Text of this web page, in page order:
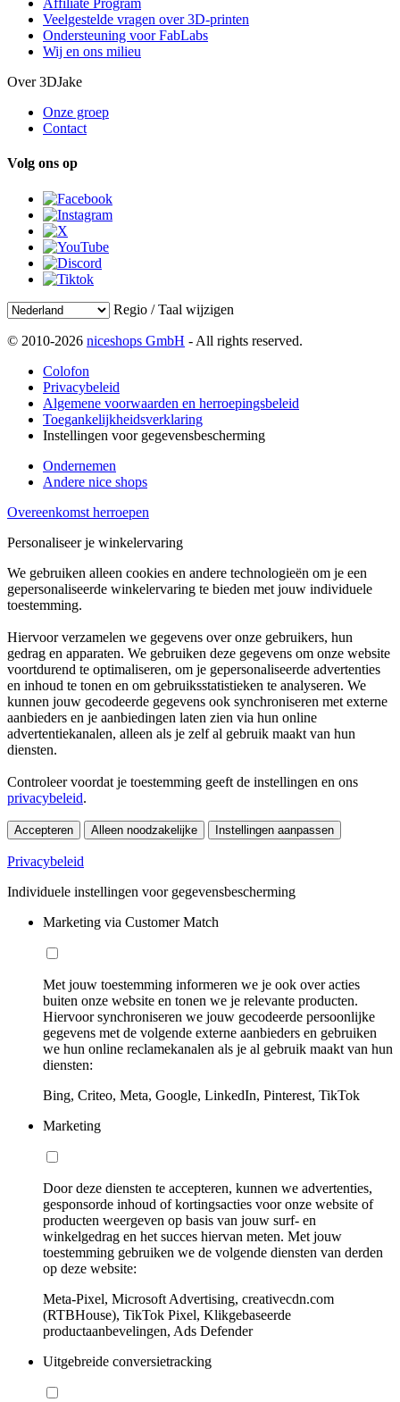
Affiliate Program
Veelgestelde vragen over 3D-printen
Ondersteuning voor FabLabs
Wij en ons milieu
Over 3DJake
Onze groep
Contact
Volg ons op
Regio / Taal wijzigen
© 2010-2026 niceshops GmbH - All rights reserved.
Colofon
Privacybeleid
Algemene voorwaarden en herroepingsbeleid
Toegankelijkheidsverklaring
Instellingen voor gegevensbescherming
Ondernemen
Andere nice shops
Overeenkomst herroepen
Personaliseer je winkelervaring
We gebruiken alleen cookies en andere technologieën om je een
gepersonaliseerde winkelervaring te bieden met jouw individuele
toestemming.
Hiervoor verzamelen we gegevens over onze gebruikers, hun
gedrag en apparaten. We gebruiken deze gegevens om onze website
voortdurend te optimaliseren, om je gepersonaliseerde advertenties
en inhoud te tonen en om gebruiksstatistieken te analyseren. We
kunnen jouw gecodeerde gegevens ook synchroniseren met externe
aanbieders en je aanbiedingen laten zien via hun online
advertentiekanalen, alleen als je zelf al gebruik maakt van hun
diensten.
Controleer voordat je toestemming geeft de instellingen en ons
privacybeleid.
Accepteren Alleen noodzakelijke Instellingen aanpassen
Privacybeleid
Individuele instellingen voor gegevensbescherming
Marketing via Customer Match
Met jouw toestemming informeren we je ook over acties
buiten onze website en tonen we je relevante producten.
Hiervoor synchroniseren we jouw gecodeerde persoonlijke
gegevens met de volgende externe aanbieders en gebruiken
we hun online reclamekanalen als je al gebruik maakt van hun
diensten:
Bing, Criteo, Meta, Google, LinkedIn, Pinterest, TikTok
Marketing
Door deze diensten te accepteren, kunnen we advertenties,
gesponsorde inhoud of kortingsacties voor onze website of
producten weergeven op basis van jouw surf- en
winkelgedrag en het succes hiervan meten. Met jouw
toestemming gebruiken we de volgende diensten van derden
op deze website:
Meta-Pixel, Microsoft Advertising, creativecdn.com
(RTBHouse), TikTok Pixel, Klikgebaseerde
productaanbevelingen, Ads Defender
Uitgebreide conversietracking